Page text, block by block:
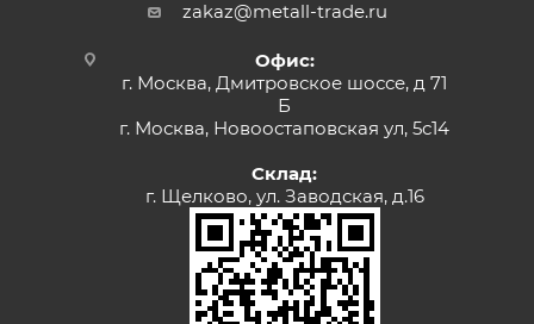
zakaz@metall-trade.ru
Офис:
г. Москва, Дмитровское шоссе, д 71
Б
г. Москва, Новоостаповская ул, 5с14
Склад:
г. Щелково, ул. Заводская, д.16